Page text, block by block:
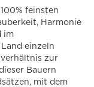
feinsten
Harmonie
im
einzeln
zur
Bauern
mit dem